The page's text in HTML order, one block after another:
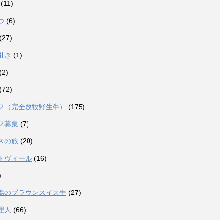
(6)
き (1)
（完全放牧野生牛） (175)
募集 (7)
の旅 (20)
ヴィール (16)
のブラウンスイス牛 (27)
人 (66)